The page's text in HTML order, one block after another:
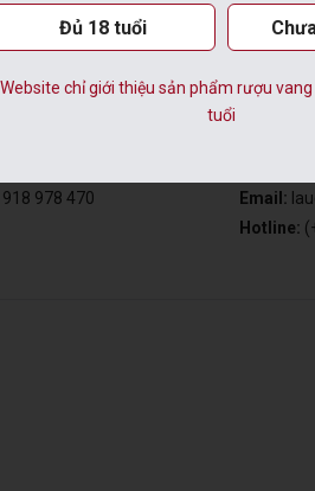
ĐÀ LẠT
Nghiệp Phát Chi,
- Đà Lạt, Tỉnh Lâm
978 470
NHÀ
Phường
Email:
Hotline:
Đủ 18 tuổi
Website chỉ giới thiệu sản phẩm rượu
tuổi